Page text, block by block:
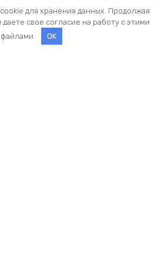
для хранения данных. Продолжая
даете свое согласие на работу с этими
файлами.
OK